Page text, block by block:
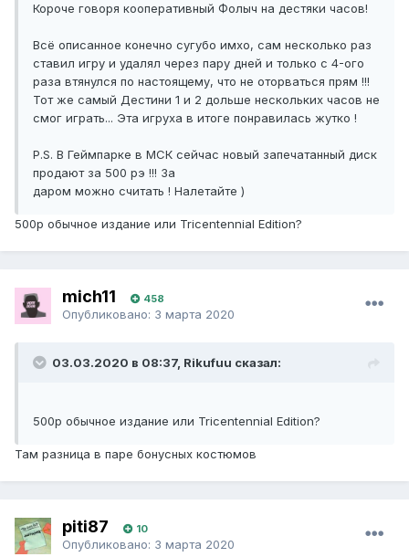
Короче говоря кооперативный Фолыч на дестяки часов!
Всё описанное конечно сугубо имхо, сам несколько раз
ставил игру и удалял через пару дней и только с 4-ого
раза втянулся по настоящему, что не оторваться прям !!!
Тот же самый Дестини 1 и 2 дольше нескольких часов не
смог играть... Эта игруха в итоге понравилась жутко !
P.S. В Геймпарке в МСК сейчас новый запечатанный диск
продают за 500 рэ !!! За
даром можно считать ! Налетайте )
500p обычное издание или Tricentennial Edition?
mich11 458
Опубликовано: 3 марта 2020
03.03.2020 в 08:37, Rikufuu сказал:
500p обычное издание или Tricentennial Edition?
Там разница в паре бонусных костюмов
piti87 10
Опубликовано: 3 марта 2020